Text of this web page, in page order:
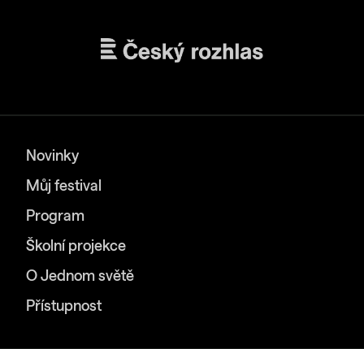
Novinky
Můj festival
Program
Školní projekce
O Jednom světě
Přístupnost